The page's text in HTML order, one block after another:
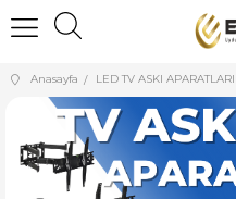
Anasayfa LED TV ASKI APARATLARI